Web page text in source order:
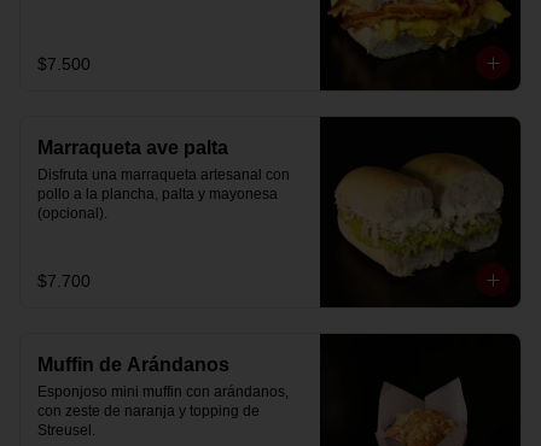
$7.500
Marraqueta ave palta
Disfruta una marraqueta artesanal con
pollo a la plancha, palta y mayonesa
(opcional).
$7.700
Muffin de Arándanos
Esponjoso mini muffin con arándanos,
con zeste de naranja y topping de
Streusel.